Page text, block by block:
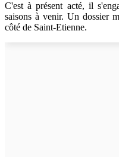
C'est à présent acté, il
saisons à venir. Un dossier
côté de Saint-Etienne.